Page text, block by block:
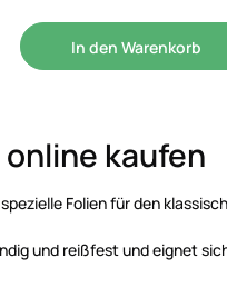
In den Warenkorb
kaufen
Folien für den
und reißfest und eignet